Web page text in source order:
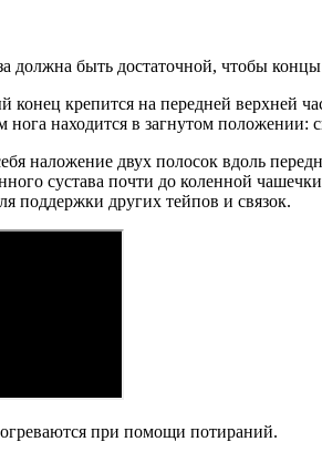
должна быть достаточной, чтобы
конец крепится на передней верхней
нога находится в загнутом положении:
наложение двух полосок вдоль
сустава почти до коленной
поддержки других тейпов и связок.
при помощи потираний.